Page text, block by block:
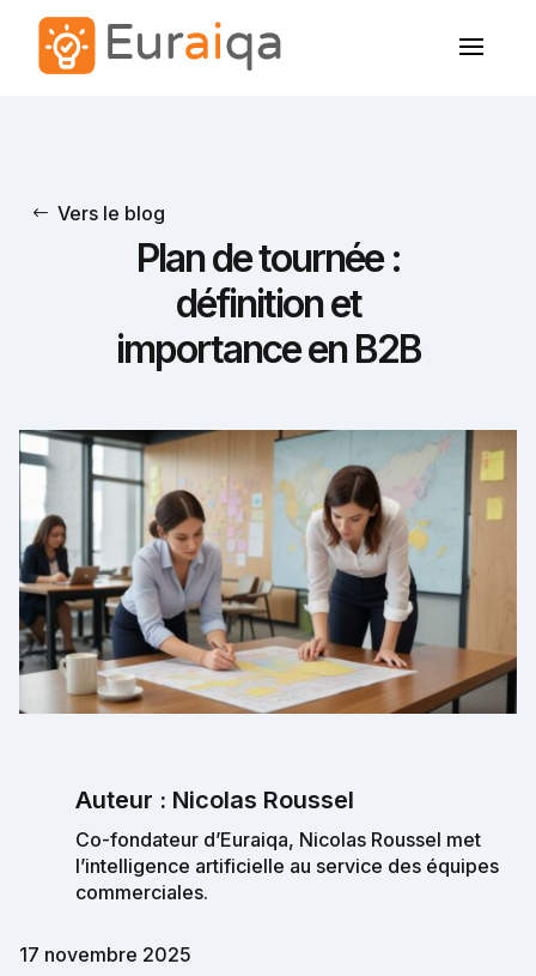
Vers le blog
Plan de tournée :
définition et
importance en B2B
Auteur : Nicolas Roussel
Co-fondateur d’Euraiqa, Nicolas Roussel met
l’intelligence artificielle au service des équipes
commerciales.
17 novembre 2025